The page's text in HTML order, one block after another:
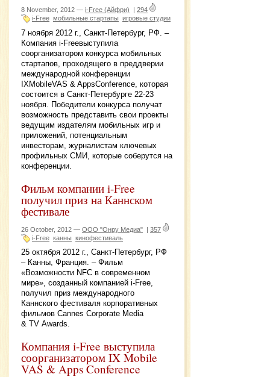
8 November, 2012 — i-Free (Айфри)
294
i-Free мобильные стартапы игровые студии
7 ноября 2012 г., Санкт-Петербург, РФ. –
Компания i-Freeвыступила
соорганизатором конкурса мобильных
стартапов, проходящего в преддверии
международной конференции
IXMobileVAS & AppsConference, которая
состоится в Санкт-Петербурге 22-23
ноября. Победители конкурса получат
возможность представить свои проекты
ведущим издателям мобильных игр и
приложений, потенциальным
инвесторам, журналистам ключевых
профильных СМИ, которые соберутся на
конференции.
Фильм компании i-Free
получил приз на Каннском
фестивале
26 October, 2012 — ООО "Онру Медиа" | 357
i-Free канны кинофестиваль
25 октября 2012 г., Санкт-Петербург, РФ
– Канны, Франция. – Фильм
«Возможности NFC в современном
мире», созданный компанией i-Free,
получил приз международного
Каннского фестиваля корпоративных
фильмов Cannes Corporate Media
& TV Awards.
Компания i-Free выступила
соорганизатором IX Mobile
VAS & Apps Conference